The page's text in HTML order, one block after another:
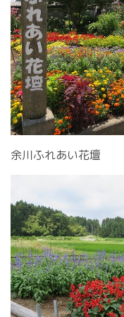
余川ふれあい花壇